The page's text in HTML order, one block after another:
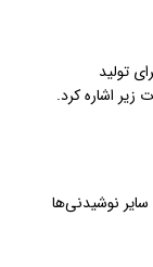
تولید
نوشیدنی‌ها